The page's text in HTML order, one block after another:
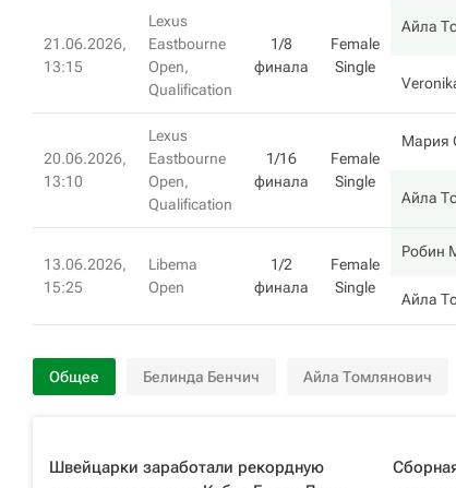
21.06.2026,
13:15
Lexus
Eastbourne
Open,
Qualification
1/8
финала
Female
Single
Айла
20.06.2026,
13:10
Lexus
Eastbourne
Open,
Qualification
1/16
финала
Female
Single
Мария
Айла
13.06.2026,
15:25
Libema
Open
1/2
финала
Female
Single
Робин
Айла
Общее Белинда Бенчич Айла Томлянович
Швейцарки заработали рекордную